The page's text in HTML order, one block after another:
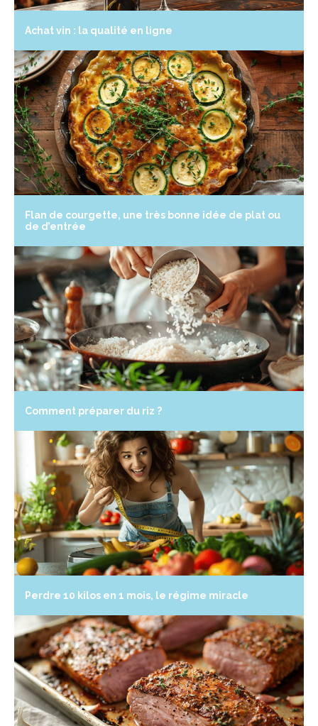
Achat vin : la qualité en ligne
Flan de courgette, une très bonne idée de plat ou
de d’entrée
Comment préparer du riz ?
Perdre 10 kilos en 1 mois, le régime miracle